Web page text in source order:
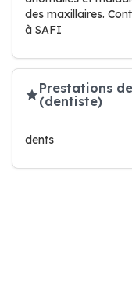
des maxillaires.
à SAFI
Prestations
(dentiste)
dents